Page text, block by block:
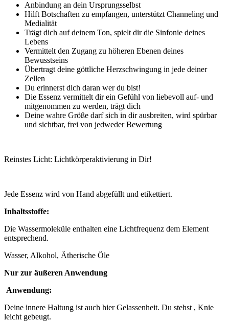
Anbindung an dein Ursprungsselbst
Hilft Botschaften zu empfangen, unterstützt Channeling und
Medialität
Trägt dich auf deinem Ton, spielt dir die Sinfonie deines
Lebens
Vermittelt den Zugang zu höheren Ebenen deines
Bewusstseins
Übertragt deine göttliche Herzschwingung in jede deiner
Zellen
Du erinnerst dich daran wer du bist!
Die Essenz vermittelt dir ein Gefühl von liebevoll auf- und
mitgenommen zu werden, trägt dich
Deine wahre Größe darf sich in dir ausbreiten, wird spürbar
und sichtbar, frei von jedweder Bewertung
Reinstes Licht: Lichtkörperaktivierung in Dir!
Jede Essenz wird von Hand abgefüllt und etikettiert.
Inhaltsstoffe:
Die Wassermoleküle enthalten eine Lichtfrequenz dem Element
entsprechend.
Wasser, Alkohol, Ätherische Öle
Nur zur äußeren Anwendung
Anwendung:
Deine innere Haltung ist auch hier Gelassenheit. Du stehst , Knie
leicht gebeugt.